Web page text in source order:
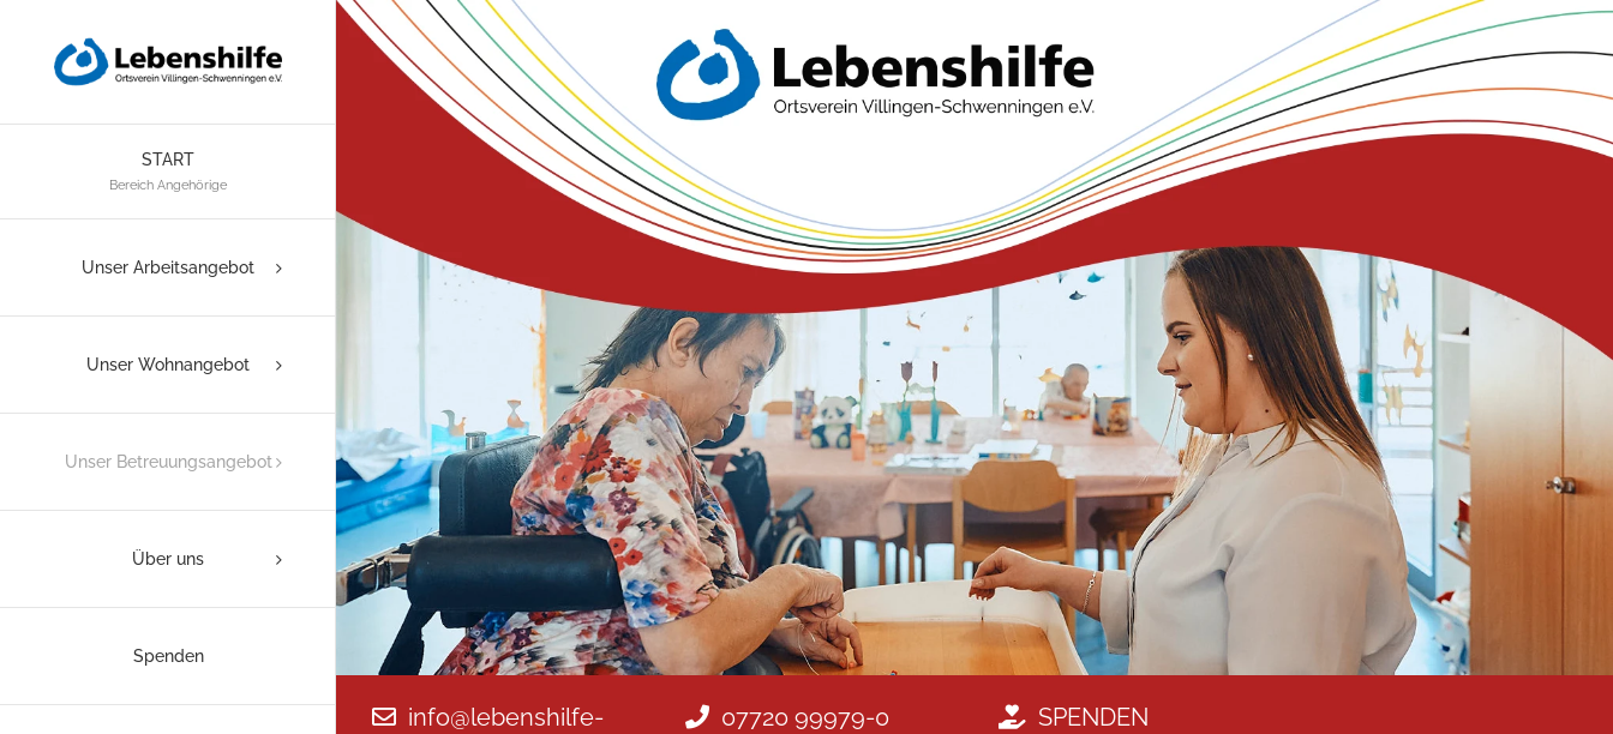
springen
START
Bereich Angehörige
Unser Arbeitsangebot
Unser Wohnangebot
Unser Betreuungsangebot
Über uns
Spenden
info@lebenshilfe-
07720 99979-0 SPENDEN